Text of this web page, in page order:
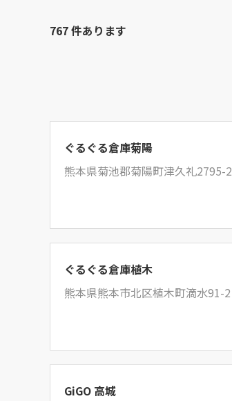
767 件あります
ぐるぐる倉庫菊陽
熊本県菊池郡菊陽町津久礼2795-2
ぐるぐる倉庫植木
熊本県熊本市北区植木町滴水91-2
GiGO 高城